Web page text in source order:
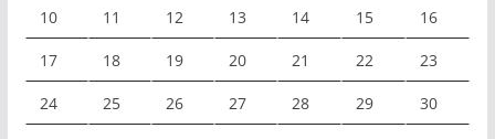
10 11 12 13 14 15 16
17 18 19 20 21 22 23
24 25 26 27 28 29 30